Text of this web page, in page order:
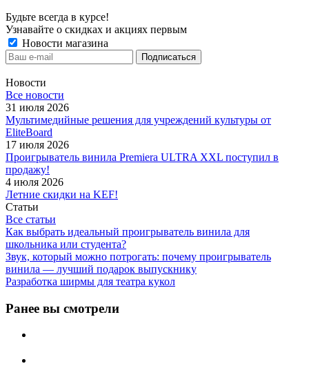
Будьте всегда в курсе!
Узнавайте о скидках и акциях первым
Новости магазина
Новости
Все новости
31 июля 2026
Мультимедийные решения для учреждений культуры от
EliteBoard
17 июля 2026
Проигрыватель винила Premiera ULTRA XXL поступил в
продажу!
4 июля 2026
Летние скидки на KEF!
Статьи
Все статьи
Как выбрать идеальный проигрыватель винила для
школьника или студента?
Звук, который можно потрогать: почему проигрыватель
винила — лучший подарок выпускнику
Разработка ширмы для театра кукол
Ранее вы смотрели